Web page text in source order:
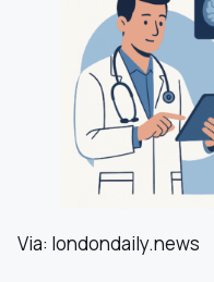
Via: londondaily.news